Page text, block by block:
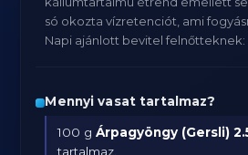
só okozta vízretenciót, ami
Napi ajánlott bevitel felnőtteknek:
Mennyi vasat tartalmaz?
100 gÁrpagyöngy (Gersli)
tartalmaz.